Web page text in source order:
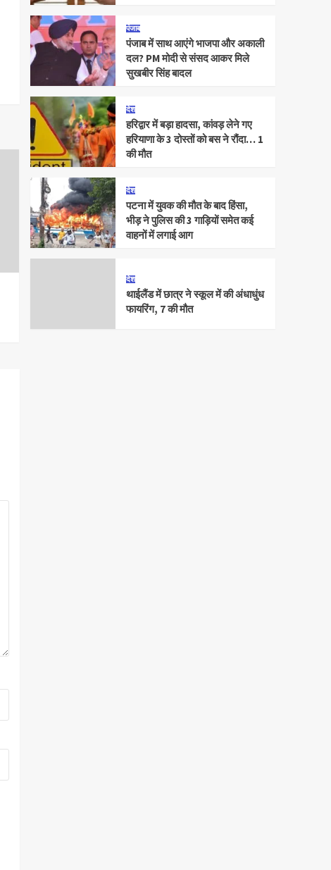
पंजाब
पंजाब में साथ आएंगे भाजपा और अकाली
दल? PM मोदी से संसद आकर मिले
सुखबीर सिंह बादल
देश
हरिद्वार में बड़ा हादसा, कांवड़ लेने गए
हरियाणा के 3 दोस्तों को बस ने रौंदा… 1
की मौत
देश
पटना में युवक की मौत के बाद हिंसा,
भीड़ ने पुलिस की 3 गाड़ियों समेत कई
वाहनों में लगाई आग
देश
थाईलैंड में छात्र ने स्कूल में की अंधाधुंध
फायरिंग, 7 की मौत